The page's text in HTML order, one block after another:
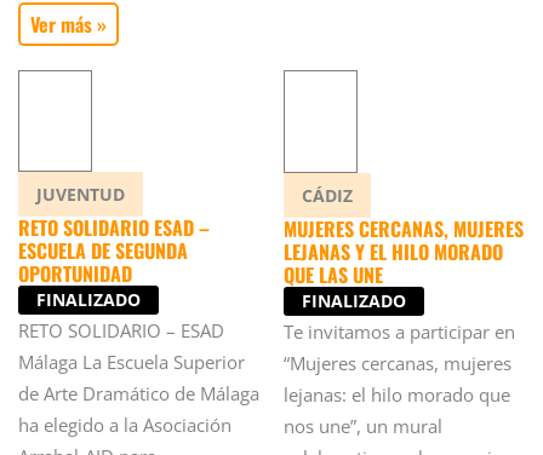
Ver más »
JUVENTUD
RETO SOLIDARIO ESAD –
ESCUELA DE SEGUNDA
OPORTUNIDAD
FINALIZADO
RETO SOLIDARIO – ESAD
Málaga La Escuela Superior
de Arte Dramático de Málaga
ha elegido a la Asociación
CÁDIZ
MUJERES CERCANAS, MUJERES
LEJANAS Y EL HILO MORADO
QUE LAS UNE
FINALIZADO
Te invitamos a participar en
“Mujeres cercanas, mujeres
lejanas: el hilo morado que
nos une”, un mural